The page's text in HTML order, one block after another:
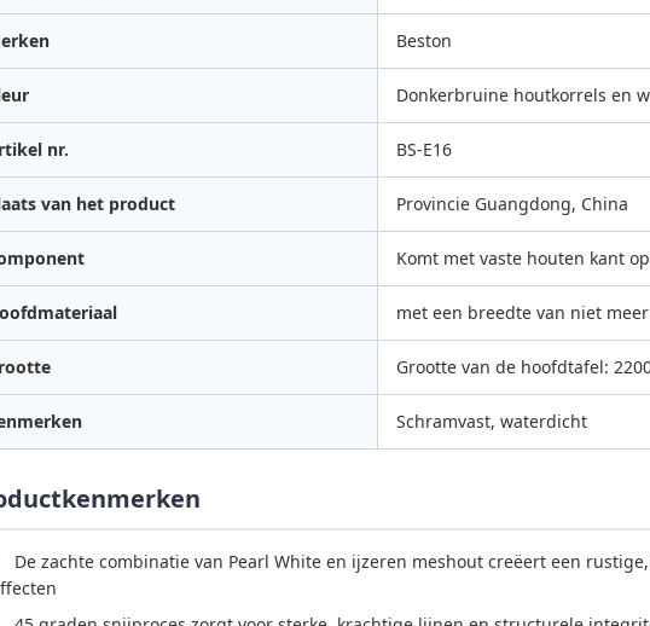
Beston
Donkerbruine houtkorrels en
nr. BS-E16
van het product Provincie Guangdong, China
Komt met vaste houten kant
met een breedte van niet
Grootte van de hoofdtafel:
Schramvast, waterdicht
De zachte combinatie van Pearl White en ijzeren meshout creëert een